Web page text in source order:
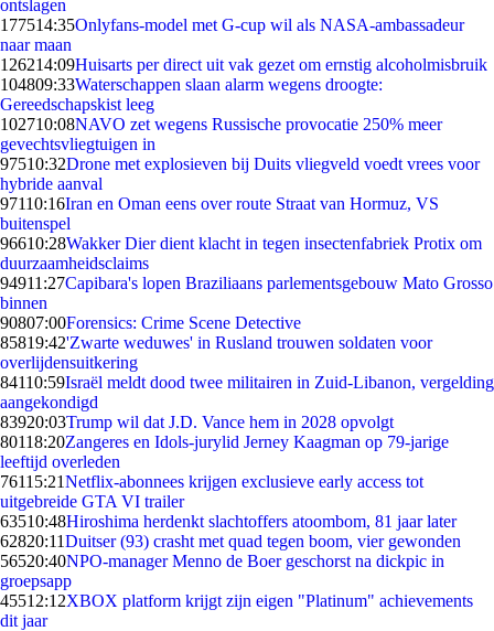
ontslagen
177514:35Onlyfans-model met G-cup wil als NASA-ambassadeur
naar maan
126214:09Huisarts per direct uit vak gezet om ernstig alcoholmisbruik
104809:33Waterschappen slaan alarm wegens droogte:
Gereedschapskist leeg
102710:08NAVO zet wegens Russische provocatie 250% meer
gevechtsvliegtuigen in
97510:32Drone met explosieven bij Duits vliegveld voedt vrees voor
hybride aanval
97110:16Iran en Oman eens over route Straat van Hormuz, VS
buitenspel
96610:28Wakker Dier dient klacht in tegen insectenfabriek Protix om
duurzaamheidsclaims
94911:27Capibara's lopen Braziliaans parlementsgebouw Mato Grosso
binnen
90807:00Forensics: Crime Scene Detective
85819:42'Zwarte weduwes' in Rusland trouwen soldaten voor
overlijdensuitkering
84110:59Israël meldt dood twee militairen in Zuid-Libanon, vergelding
aangekondigd
83920:03Trump wil dat J.D. Vance hem in 2028 opvolgt
80118:20Zangeres en Idols-jurylid Jerney Kaagman op 79-jarige
leeftijd overleden
76115:21Netflix-abonnees krijgen exclusieve early access tot
uitgebreide GTA VI trailer
63510:48Hiroshima herdenkt slachtoffers atoombom, 81 jaar later
62820:11Duitser (93) crasht met quad tegen boom, vier gewonden
56520:40NPO-manager Menno de Boer geschorst na dickpic in
groepsapp
45512:12XBOX platform krijgt zijn eigen "Platinum" achievements
dit jaar